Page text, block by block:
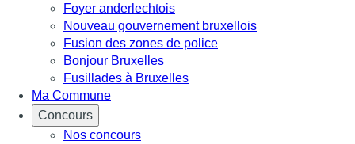
Foyer anderlechtois
Nouveau gouvernement bruxellois
Fusion des zones de police
Bonjour Bruxelles
Fusillades à Bruxelles
Ma Commune
Concours
Nos concours